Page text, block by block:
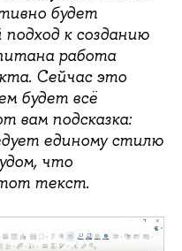
будет
к созданию
работа
Сейчас это
будет всё
вам подсказка:
единому стилю
что
текст.